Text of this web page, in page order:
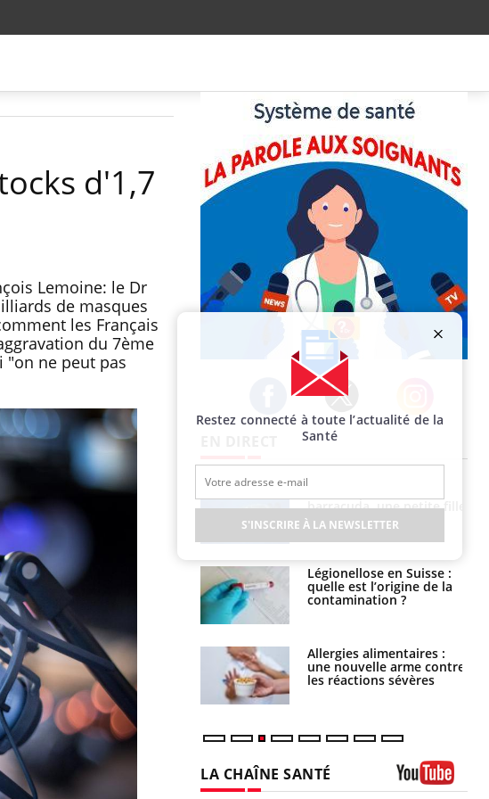
d'1,7
Lemoine: le Dr
de masques
les Français
du 7ème
"on ne peut pas
Facebook Twitter Instagram
barracuda, une petite fille
secourue grâce à un
réflexe essentiel
Légionellose en Suisse :
quelle est l’origine de la
contamination ?
Allergies alimentaires :
une nouvelle arme contre
les réactions sévères
sommeil des enfants en
vacances ?
Bilan prévention : ce que
les kinés pourront
bientôt faire
TDAH : quel est ce
traitement autorisé aux
États-Unis ?
LA CHAÎNE SANTÉ
Restez connecté à toute l’actualité de la
Santé
S'INSCRIRE À LA NEWSLETTER